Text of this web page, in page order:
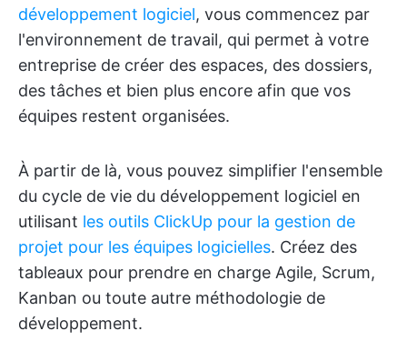
développement logiciel, vous commencez par
l'environnement de travail, qui permet à votre
entreprise de créer des espaces, des dossiers,
des tâches et bien plus encore afin que vos
équipes restent organisées.
À partir de là, vous pouvez simplifier l'ensemble
du cycle de vie du développement logiciel en
utilisant les outils ClickUp pour la gestion de
projet pour les équipes logicielles. Créez des
tableaux pour prendre en charge Agile, Scrum,
Kanban ou toute autre méthodologie de
développement.